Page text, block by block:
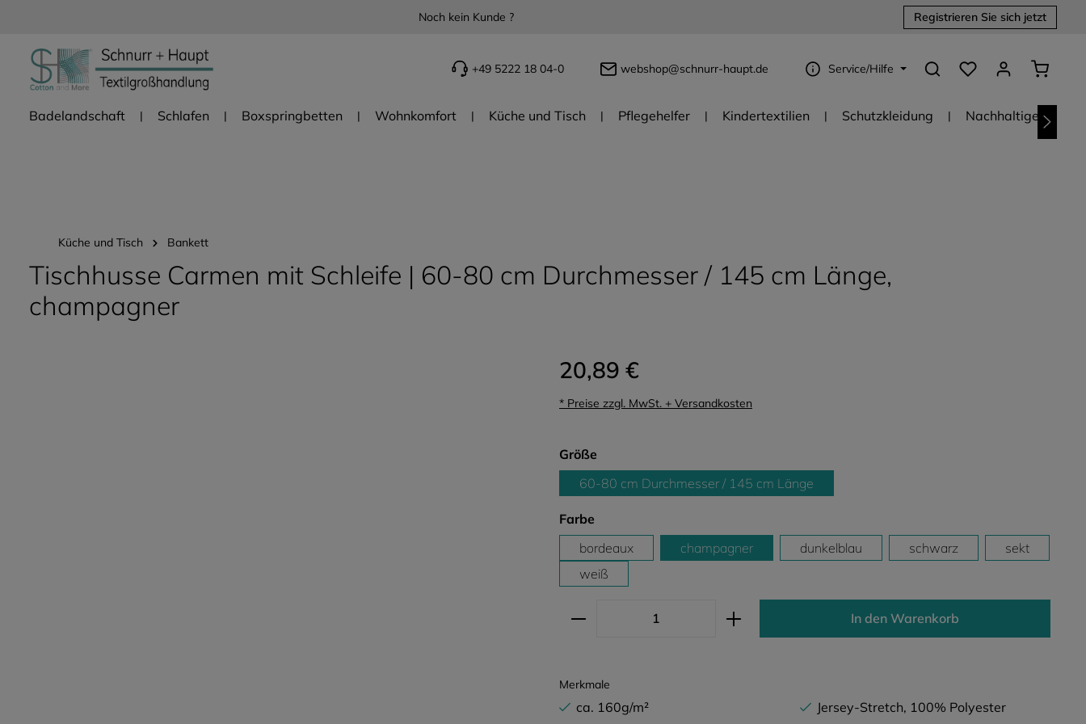
Noch kein Kunde ? Registrieren Sie sich jetzt
+49 5222 18 04-0 webshop@schnurr-haupt.de Service/Hilfe
Du hast 0 Produkte
Badelandschaft Schlafen Boxspringbetten Wohnkomfort Küche und Tisch Pflegehelfer Kindertextilien Schutzkleidung Nachhaltige
Küche und Tisch Bankett
Tischhusse Carmen mit Schleife | 60-80 cm Durchmesser / 145 cm Länge,
champagner
20,89 €
* Preise zzgl. MwSt. + Versandkosten
Größe
60-80 cm Durchmesser / 145 cm Länge
Farbe
bordeaux
champagner dunkelblau schwarz
sekt
weiß
Produkt Anzahl: Gib den gewünschten Wert ein oder
In den Warenkorb
Merkmale
ca. 160g/m²
Jersey-Stretch, 100% Polyester